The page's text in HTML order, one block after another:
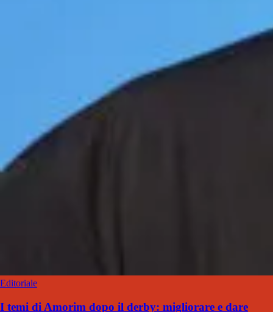
Editoriale
I temi di Amorim dopo il derby: migliorare e dare